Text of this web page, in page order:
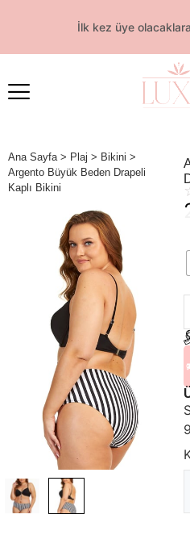
İlk kez üye
Ana Sayfa > Plaj > Bikini >
Argento Büyük Beden Drapeli
Kaplı Bikini